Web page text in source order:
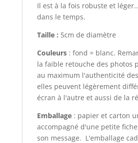
Il est à la fois robuste et
dans le temps.
Taille : 5cm de diamètre
Couleurs: fond = blanc.
la faible retouche des photos
au maximum l'authenticité
elles peuvent légèrement
écran à l'autre et aussi de la
Emballage: papier et carton
accompagné d'une petite
son message. L'emballage